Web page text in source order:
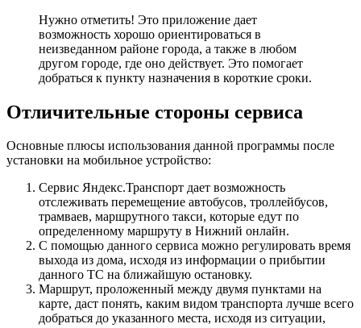
Нужно отметить! Это приложение дает
возможность хорошо ориентироваться в
неизведанном районе города, а также в любом
другом городе, где оно действует. Это помогает
добраться к пункту назначения в короткие сроки.
Отличительные стороны сервиса
Основные плюсы использования данной программы после
установки на мобильное устройство:
Сервис Яндекс.Транспорт дает возможность
отслеживать перемещение автобусов, троллейбусов,
трамваев, маршрутного такси, которые едут по
определенному маршруту в Нижний онлайн.
С помощью данного сервиса можно регулировать время
выхода из дома, исходя из информации о прибытии
данного ТС на ближайшую остановку.
Маршрут, проложенный между двумя пунктами на
карте, даст понять, каким видом транспорта лучше всего
добраться до указанного места, исходя из ситуации,